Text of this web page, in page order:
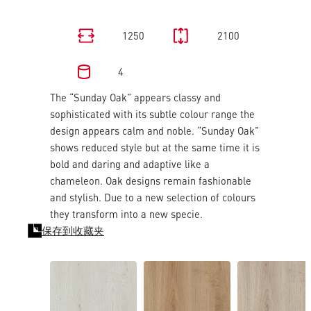
1250 2100
4
The “Sunday Oak” appears classy and
sophisticated with its subtle colour range the
design appears calm and noble. “Sunday Oak”
shows reduced style but at the same time it is
bold and daring and adaptive like a
chameleon. Oak designs remain fashionable
and stylish. Due to a new selection of colours
they transform into a new specie.
保存到收藏夹